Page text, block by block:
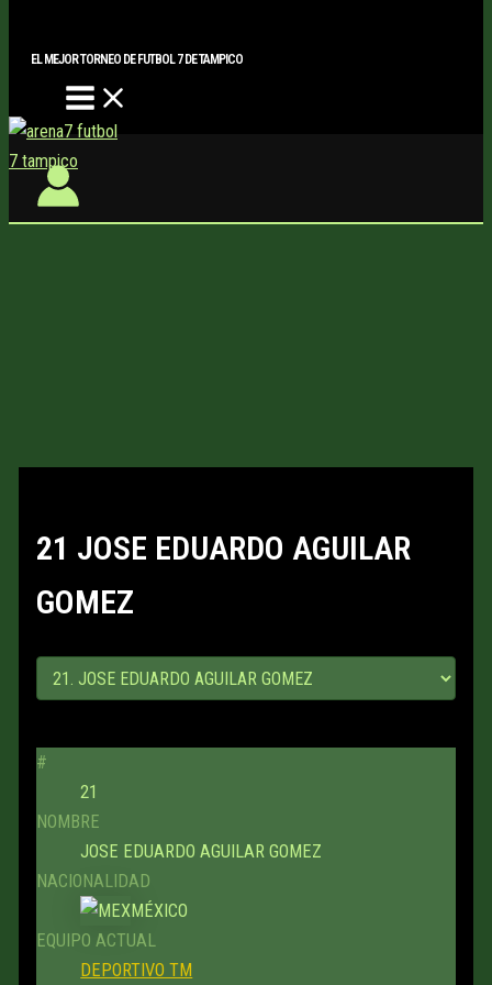
EL MEJOR TORNEO DE FUTBOL 7 DE TAMPICO
21 JOSE EDUARDO AGUILAR
GOMEZ
#
21
NOMBRE
JOSE EDUARDO AGUILAR GOMEZ
NACIONALIDAD
MÉXICO
EQUIPO ACTUAL
DEPORTIVO TM